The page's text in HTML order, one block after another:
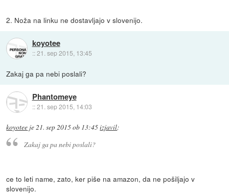
2. Noža na linku ne dostavljajo v slovenijo.
koyotee
::21. sep 2015, 13:45
Zakaj ga pa nebi poslali?
Phantomeye
::21. sep 2015, 14:03
koyotee je21. sep 2015 ob 13:45izjavil:
Zakaj ga pa nebi poslali?
ce to leti name, zato, ker piše na amazon, da ne pošiljajo v
slovenijo.